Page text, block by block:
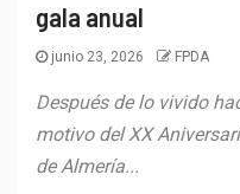
gala anual
junio 23, 2026 FPDA
Después de lo vivido
motivo del XX
de Almería...